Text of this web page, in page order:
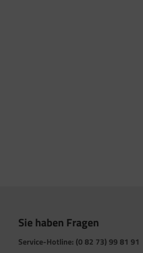
Sie haben Fragen
Service-Hotline: (0 82 73) 99 81 91